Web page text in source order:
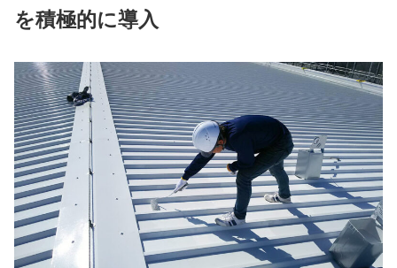
を積極的に導入